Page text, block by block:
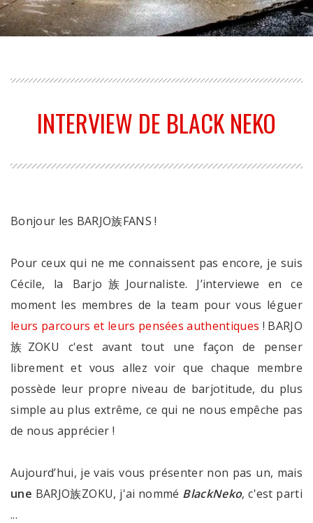
INTERVIEW DE BLACK NEKO
Bonjour les BARJO族FANS !
Pour ceux qui ne me connaissent pas encore, je suis
Cécile, la Barjo族Journaliste. J’interviewe en ce
moment les membres de la team pour vous léguer
leurs parcours et leurs pensées authentiques ! BARJO
族ZOKU c'est avant tout une façon de penser
librement et vous allez voir que chaque membre
possède leur propre niveau de barjotitude, du plus
simple au plus extrême, ce qui ne nous empêche pas
de nous apprécier !
Aujourd’hui, je vais vous présenter non pas un, mais
une BARJO族ZOKU, j'ai nommé BlackNeko, c'est parti
...